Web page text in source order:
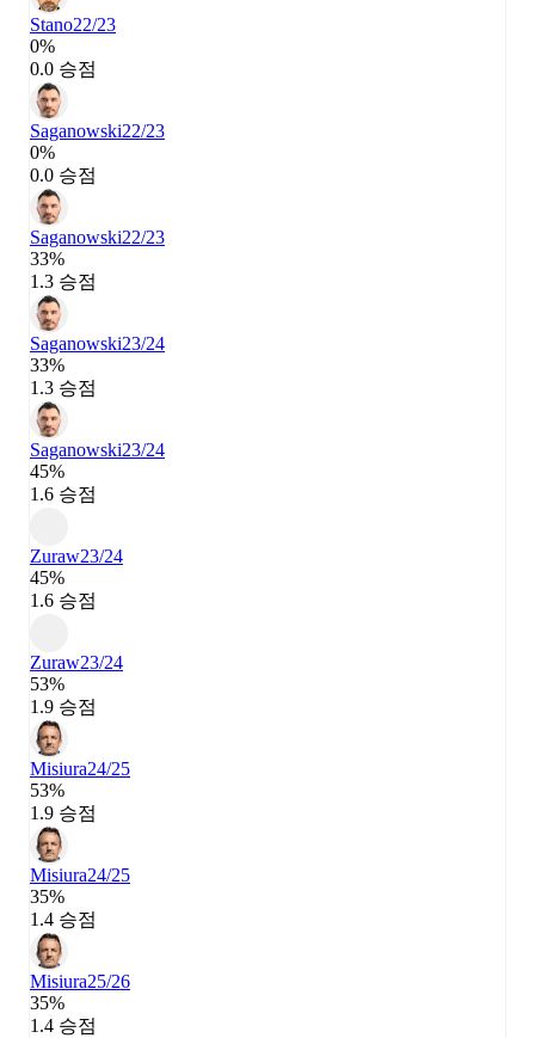
Stano22/23
0%
0.0 승점
Saganowski22/23
0%
0.0 승점
Saganowski22/23
33%
1.3 승점
Saganowski23/24
33%
1.3 승점
Saganowski23/24
45%
1.6 승점
Zuraw23/24
45%
1.6 승점
Zuraw23/24
53%
1.9 승점
Misiura24/25
53%
1.9 승점
Misiura24/25
35%
1.4 승점
Misiura25/26
35%
1.4 승점